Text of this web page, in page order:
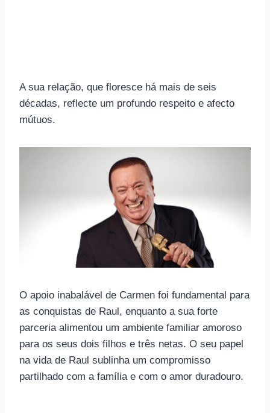
A sua relação, que floresce há mais de seis
décadas, reflecte um profundo respeito e afecto
mútuos.
O apoio inabalável de Carmen foi fundamental para
as conquistas de Raul, enquanto a sua forte
parceria alimentou um ambiente familiar amoroso
para os seus dois filhos e três netas. O seu papel
na vida de Raul sublinha um compromisso
partilhado com a família e com o amor duradouro.